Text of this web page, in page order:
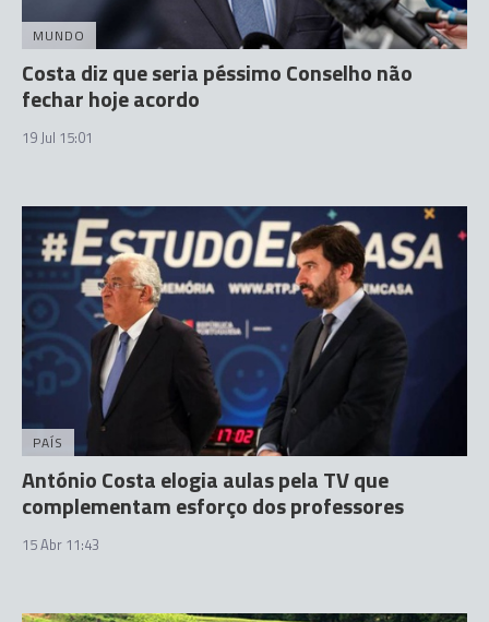
MUNDO
Costa diz que seria péssimo Conselho não
fechar hoje acordo
19 Jul 15:01
PAÍS
António Costa elogia aulas pela TV que
complementam esforço dos professores
15 Abr 11:43